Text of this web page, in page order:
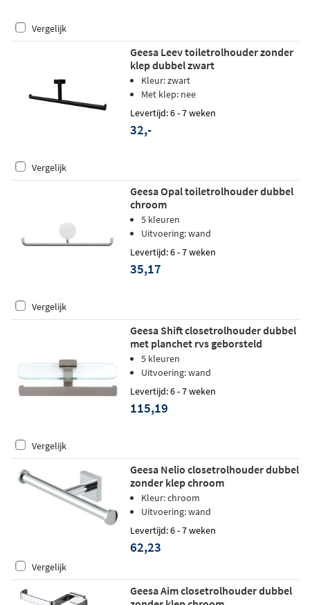
Vergelijk
Geesa Leev toiletrolhouder zonder
klep dubbel zwart
Kleur: zwart
Met klep: nee
Levertijd: 6 - 7 weken
32,-
Vergelijk
Geesa Opal toiletrolhouder dubbel
chroom
5 kleuren
Uitvoering: wand
Levertijd: 6 - 7 weken
35,17
Vergelijk
Geesa Shift closetrolhouder dubbel
met planchet rvs geborsteld
5 kleuren
Uitvoering: wand
Levertijd: 6 - 7 weken
115,19
Vergelijk
Geesa Nelio closetrolhouder dubbel
zonder klep chroom
Kleur: chroom
Uitvoering: wand
Levertijd: 6 - 7 weken
62,23
Vergelijk
Geesa Aim closetrolhouder dubbel